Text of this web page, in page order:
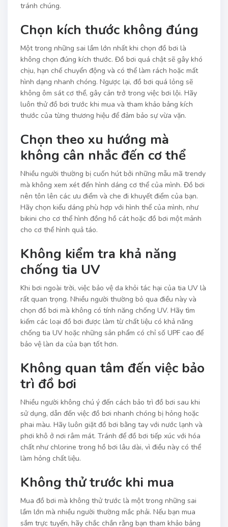
tránh chúng.
Chọn kích thước không đúng
Một trong những sai lầm lớn nhất khi chọn đồ bơi là
không chọn đúng kích thước. Đồ bơi quá chật sẽ gây khó
chịu, hạn chế chuyển động và có thể làm rách hoặc mất
hình dạng nhanh chóng. Ngược lại, đồ bơi quá lỏng sẽ
không ôm sát cơ thể, gây cản trở trong việc bơi lội. Hãy
luôn thử đồ bơi trước khi mua và tham khảo bảng kích
thước của từng thương hiệu để đảm bảo sự vừa vặn.
Chọn theo xu hướng mà
không cân nhắc đến cơ thể
Nhiều người thường bị cuốn hút bởi những mẫu mã trendy
mà không xem xét đến hình dáng cơ thể của mình. Đồ bơi
nên tôn lên các ưu điểm và che đi khuyết điểm của bạn.
Hãy chọn kiểu dáng phù hợp với hình thể của mình, như
bikini cho cơ thể hình đồng hồ cát hoặc đồ bơi một mảnh
cho cơ thể hình quả táo.
Không kiểm tra khả năng
chống tia UV
Khi bơi ngoài trời, việc bảo vệ da khỏi tác hại của tia UV là
rất quan trọng. Nhiều người thường bỏ qua điều này và
chọn đồ bơi mà không có tính năng chống UV. Hãy tìm
kiếm các loại đồ bơi được làm từ chất liệu có khả năng
chống tia UV hoặc những sản phẩm có chỉ số UPF cao để
bảo vệ làn da của bạn tốt hơn.
Không quan tâm đến việc bảo
trì đồ bơi
Nhiều người không chú ý đến cách bảo trì đồ bơi sau khi
sử dụng, dẫn đến việc đồ bơi nhanh chóng bị hỏng hoặc
phai màu. Hãy luôn giặt đồ bơi bằng tay với nước lạnh và
phơi khô ở nơi râm mát. Tránh để đồ bơi tiếp xúc với hóa
chất như chlorine trong hồ bơi lâu dài, vì điều này có thể
làm hỏng chất liệu.
Không thử trước khi mua
Mua đồ bơi mà không thử trước là một trong những sai
lầm lớn mà nhiều người thường mắc phải. Nếu bạn mua
sắm trực tuyến, hãy chắc chắn rằng bạn tham khảo bảng